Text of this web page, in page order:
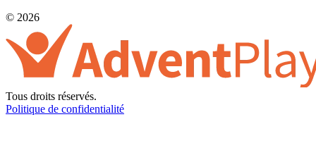
© 2026
Tous droits réservés.
Politique de confidentialité